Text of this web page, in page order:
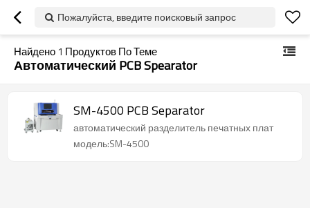
Пожалуйста, введите поисковый запрос
Найдено 1 Продуктов По Теме
Автоматический PCB Spearator
SM-4500 PCB Separator
автоматический разделитель печатных плат
модель:SM-4500